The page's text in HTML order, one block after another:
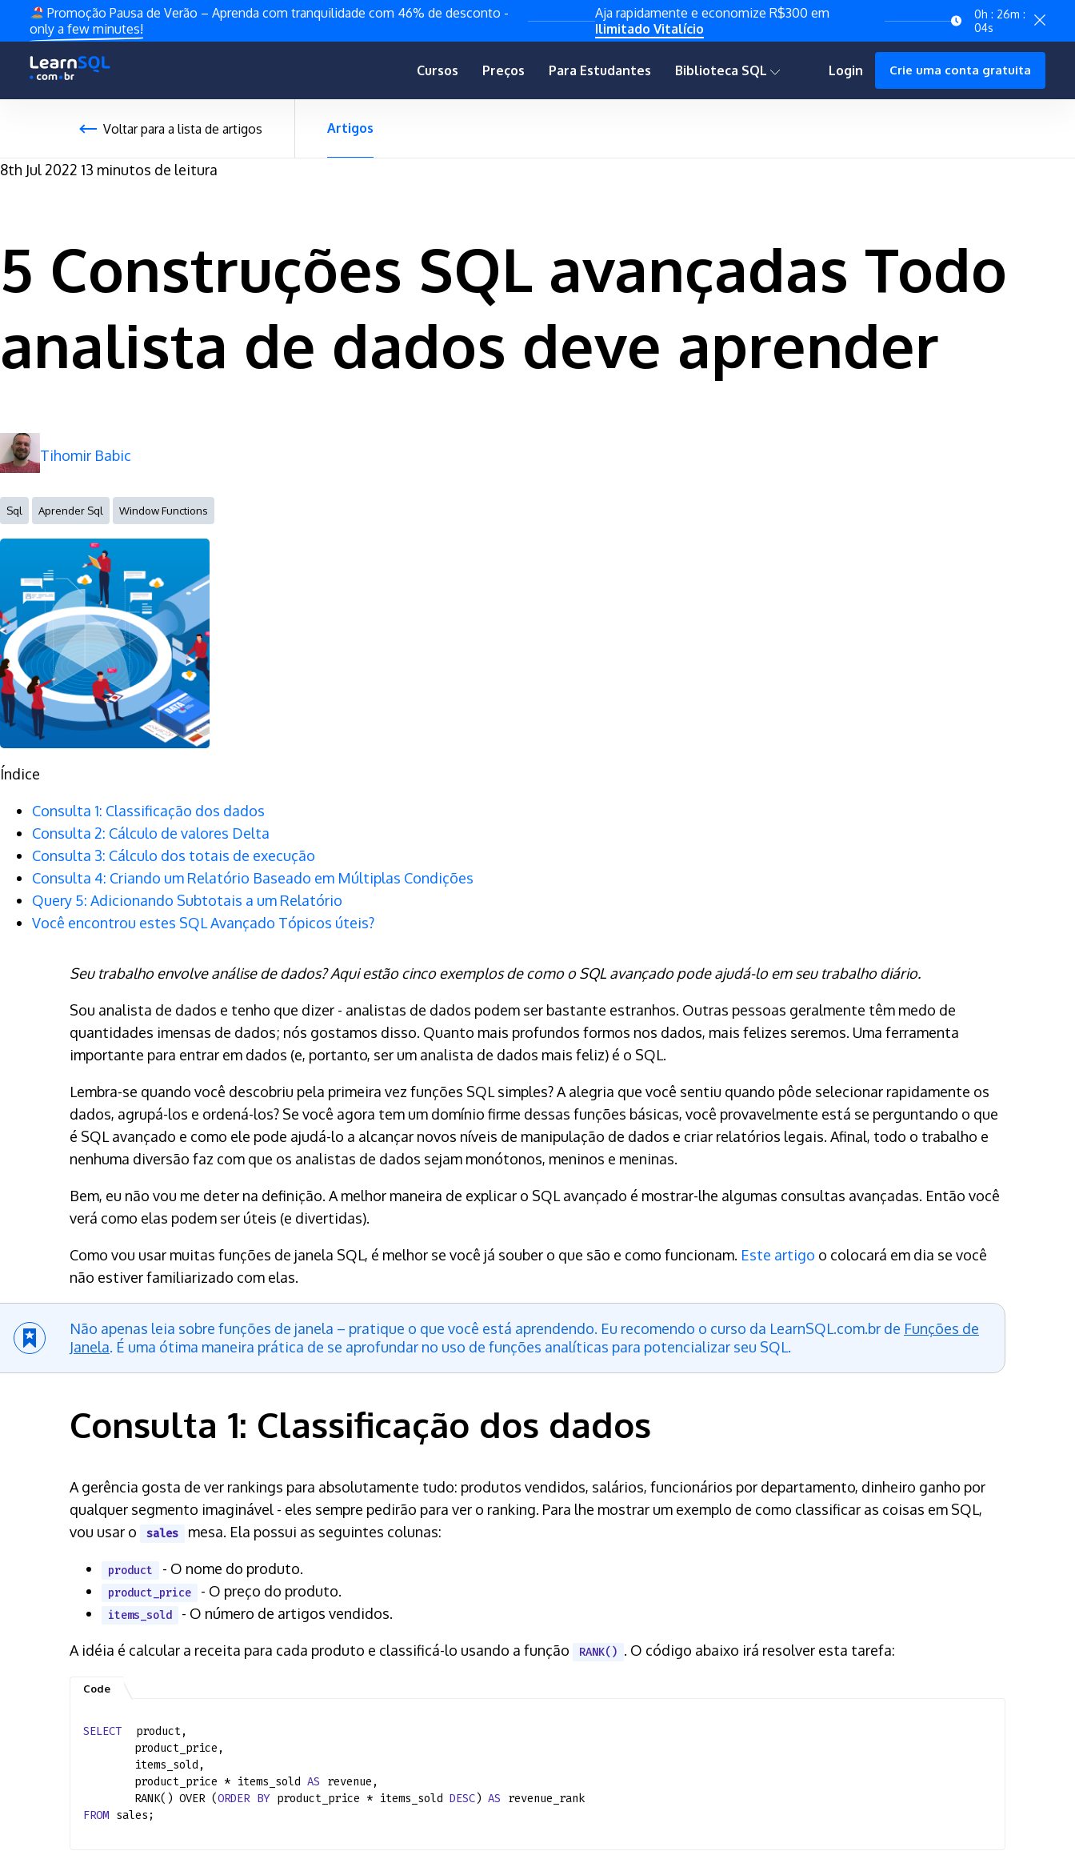
Promoção Pausa de Verão – Aprenda com tranquilidade com 46% de desconto -
only a few minutes!
Aja rapidamente e economize R$300 em
Ilimitado Vitalício
0h : 26m :
03s
Cursos Preços Para Estudantes Biblioteca SQL Login Crie uma conta gratuita
Voltar para a lista de artigos Artigos
8th Jul 2022 13 minutos de leitura
5 Construções SQL avançadas Todo
analista de dados deve aprender
Tihomir Babic
Sql Aprender Sql Window Functions
Índice
Consulta 1: Classificação dos dados
Consulta 2: Cálculo de valores Delta
Consulta 3: Cálculo dos totais de execução
Consulta 4: Criando um Relatório Baseado em Múltiplas Condições
Query 5: Adicionando Subtotais a um Relatório
Você encontrou estes SQL Avançado Tópicos úteis?
Seu trabalho envolve análise de dados? Aqui estão cinco exemplos de como o SQL avançado pode ajudá-lo em seu trabalho diário.
Sou analista de dados e tenho que dizer - analistas de dados podem ser bastante estranhos. Outras pessoas geralmente têm medo de
quantidades imensas de dados; nós gostamos disso. Quanto mais profundos formos nos dados, mais felizes seremos. Uma ferramenta
importante para entrar em dados (e, portanto, ser um analista de dados mais feliz) é o SQL.
Lembra-se quando você descobriu pela primeira vez funções SQL simples? A alegria que você sentiu quando pôde selecionar rapidamente os
dados, agrupá-los e ordená-los? Se você agora tem um domínio firme dessas funções básicas, você provavelmente está se perguntando o que
é SQL avançado e como ele pode ajudá-lo a alcançar novos níveis de manipulação de dados e criar relatórios legais. Afinal, todo o trabalho e
nenhuma diversão faz com que os analistas de dados sejam monótonos, meninos e meninas.
Bem, eu não vou me deter na definição. A melhor maneira de explicar o SQL avançado é mostrar-lhe algumas consultas avançadas. Então você
verá como elas podem ser úteis (e divertidas).
Como vou usar muitas funções de janela SQL, é melhor se você já souber o que são e como funcionam. Este artigo o colocará em dia se você
não estiver familiarizado com elas.
Não apenas leia sobre funções de janela – pratique o que você está aprendendo. Eu recomendo o curso da LearnSQL.com.br de Funções de
Janela. É uma ótima maneira prática de se aprofundar no uso de funções analíticas para potencializar seu SQL.
Consulta 1: Classificação dos dados
A gerência gosta de ver rankings para absolutamente tudo: produtos vendidos, salários, funcionários por departamento, dinheiro ganho por
qualquer segmento imaginável - eles sempre pedirão para ver o ranking. Para lhe mostrar um exemplo de como classificar as coisas em SQL,
vou usar o
sales mesa. Ela possui as seguintes colunas:
product - O nome do produto.
product_price - O preço do produto.
items_sold - O número de artigos vendidos.
A idéia é calcular a receita para cada produto e classificá-lo usando a função RANK() . O código abaixo irá resolver esta tarefa:
SELECT
product,
product_price,
items_sold,
product_price * items_sold AS revenue,
RANK() OVER (ORDER BY product_price * items_sold DESC) AS revenue_rank
FROM sales;